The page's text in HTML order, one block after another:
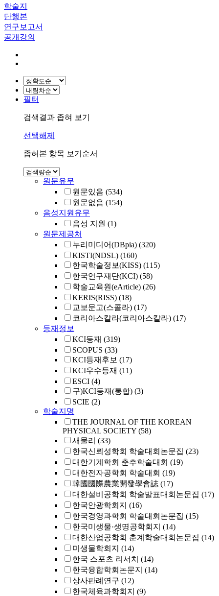
학술지
단행본
연구보고서
공개강의
필터
검색결과 좁혀 보기
선택해제
좁혀본 항목 보기순서
원문유무
원문있음 (534)
원문없음 (154)
음성지원유무
음성 지원 (1)
원문제공처
누리미디어(DBpia) (320)
KISTI(NDSL) (160)
한국학술정보(KISS) (115)
한국연구재단(KCI) (58)
학술교육원(eArticle) (26)
KERIS(RISS) (18)
교보문고(스콜라) (17)
코리아스칼라(코리아스칼라) (17)
등재정보
KCI등재 (319)
SCOPUS (33)
KCI등재후보 (17)
KCI우수등재 (11)
ESCI (4)
구)KCI등재(통합) (3)
SCIE (2)
학술지명
THE JOURNAL OF THE KOREAN
PHYSICAL SOCIETY (58)
새물리 (33)
한국신뢰성학회 학술대회논문집 (23)
대한기계학회 춘추학술대회 (19)
대한전자공학회 학술대회 (19)
韓國國際農業開發學會誌 (17)
대한설비공학회 학술발표대회논문집 (17)
한국안광학회지 (16)
한국경영과학회 학술대회논문집 (15)
한국미생물·생명공학회지 (14)
대한산업공학회 춘계학술대회논문집 (14)
미생물학회지 (14)
한국 스포츠 리서치 (14)
한국융합학회논문지 (14)
상사판례연구 (12)
한국체육과학회지 (9)